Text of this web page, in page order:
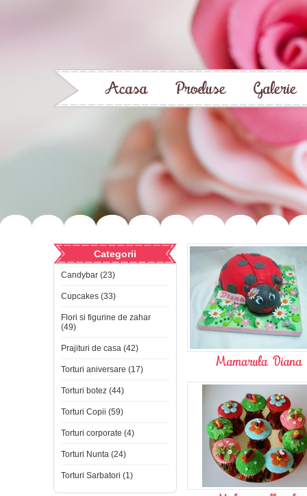
Categorii
Candybar (23)
Cupcakes (33)
Flori si figurine de zahar
(49)
Prajituri de casa (42)
Torturi aniversare (17)
Torturi botez (44)
Torturi Copii (59)
Torturi corporate (4)
Torturi Nunta (24)
Torturi Sarbatori (1)